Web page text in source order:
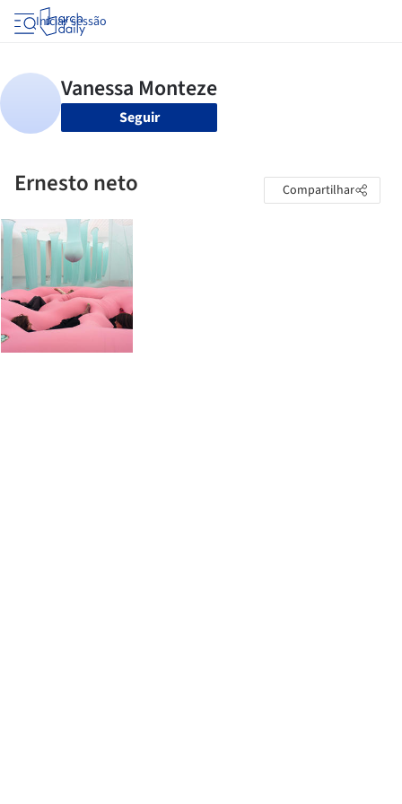
Iniciar sessão
Seguir
Ernesto neto Compartilhar